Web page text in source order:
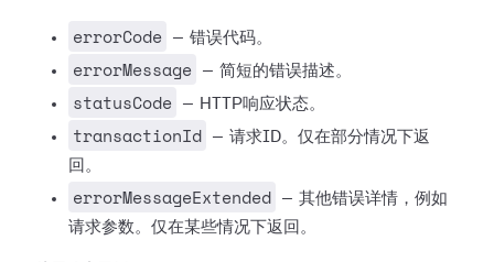
errorCode — 错误代码。
errorMessage — 简短的错误描述。
statusCode — HTTP响应状态。
transactionId
— 请求ID。仅在部分情况下返
回。
errorMessageExtended
— 其他错误详情，例如
请求参数。仅在某些情况下返回。